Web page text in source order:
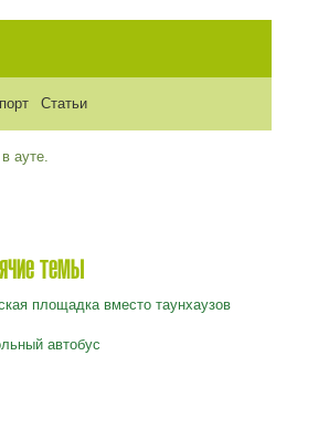
Статьи
ауте.
темы
площадка вместо таунхаузов
автобус